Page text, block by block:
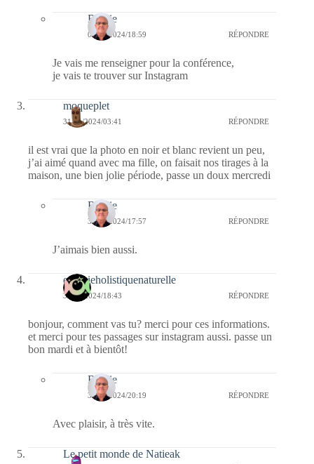
Bernie
01/02/2024/18:59 RÉPONDRE
Je vais me renseigner pour la conférence,
je vais te trouver sur Instagram
moqueplet
31/01/2024/03:41 RÉPONDRE
il est vrai que la photo en noir et blanc revient un peu,
j’ai aimé quand avec ma fille, on faisait nos tirages à la
maison, une bien jolie période, passe un doux mercredi
Bernie
31/01/2024/17:57 RÉPONDRE
J’aimais bien aussi.
energieholistiquenaturelle
30/01/2024/18:43 RÉPONDRE
bonjour, comment vas tu? merci pour ces informations.
et merci pour tes passages sur instagram aussi. passe un
bon mardi et à bientôt!
Bernie
30/01/2024/20:19 RÉPONDRE
Avec plaisir, à très vite.
Le petit monde de Natieak